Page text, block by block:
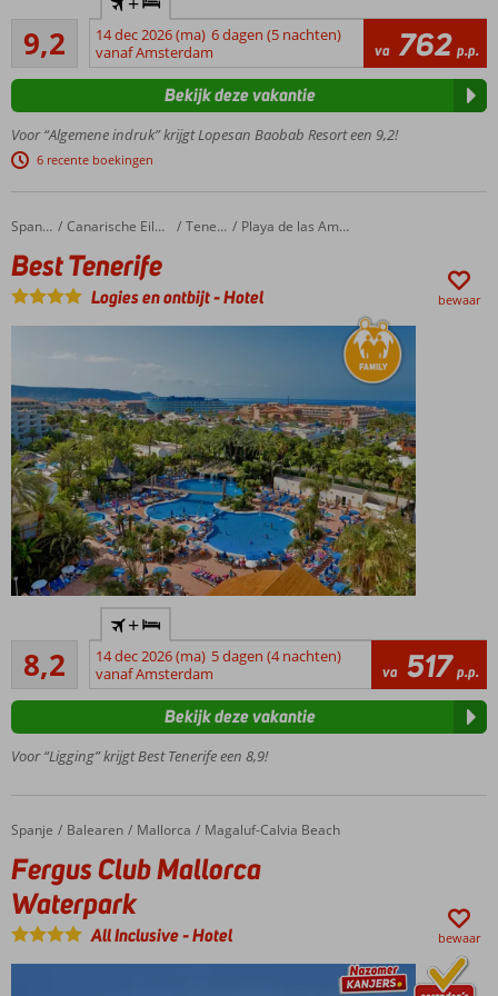
Afrikaanse
sferen in
dit
veelzijdige
Meloneras
5 zwembaden en 2
kinderzwembaden
Halfpension
en
ook
mogelijk
Lopesan:
vakantie
ervaring
9,2
Uitstekend
419
beoordelingen
14 dec 2026 (ma) 6 dagen (5 nachten)
vanaf Amsterdam
va 762 p.p.
Voor “Algemene indruk” krijgt Lopesan Baobab Resort een 9,2!
6 recente boekingen
Bekijk deze vakantie
Home Spanje Canarische Eilanden Tenerife Playa de las Americas
Best Tenerife
Best Tenerife
Logies en ontbijt-Hotel bewaar
Best
Tenerife!
Subtropische
zeg
zandstrand
steenworp
afstand
Fantastische
reis voor de
beste prijs
Dagje Siam
8,2Zeer goed
540
beoordelingen
+
14 dec 2026 (ma) 5 dagen (4 nachten)
vanaf Amsterdam
va 517 p.p.
Voor “Ligging” krijgt Best Tenerife een 8,9!
Bekijk deze vakantie
Home
Spanje Balearen Mallorca Magaluf-Calvia Beach
Fergus Club Mallorca Waterpark
Fergus Club Mallorca
Waterpark
All Inclusive-Hotel bewaar